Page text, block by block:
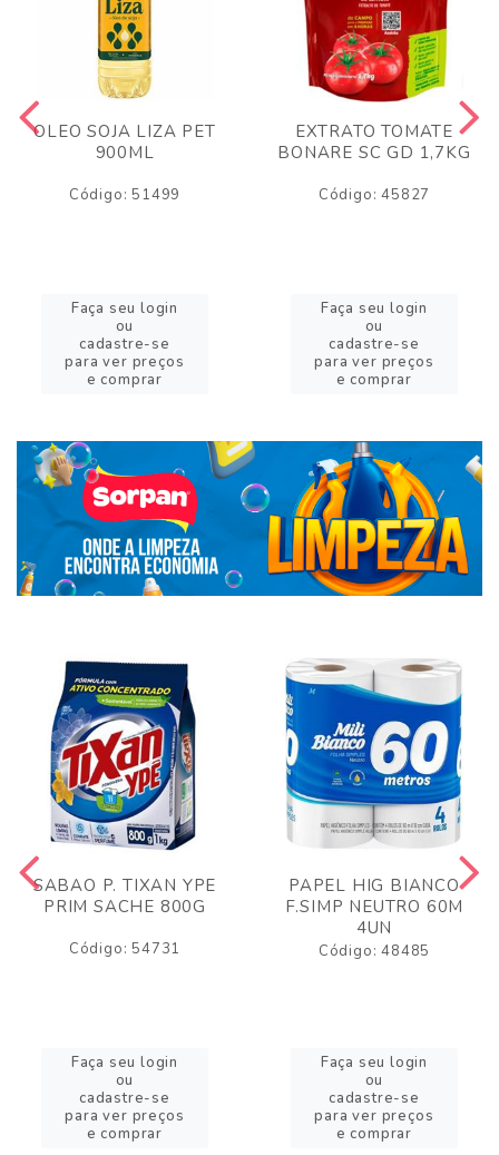
OLEO SOJA LIZA PET
900ML
Código: 51499
Faça seu login
ou
cadastre-se
para ver preços
e comprar
EXTRATO TOMATE
BONARE SC GD 1,7KG
Código: 45827
Faça seu login
ou
cadastre-se
para ver preços
e comprar
SABAO P. TIXAN YPE
PRIM SACHE 800G
Código: 54731
Faça seu login
ou
cadastre-se
para ver preços
e comprar
PAPEL HIG BIANCO
F.SIMP NEUTRO 60M
4UN
Código: 48485
Faça seu login
ou
cadastre-se
para ver preços
e comprar